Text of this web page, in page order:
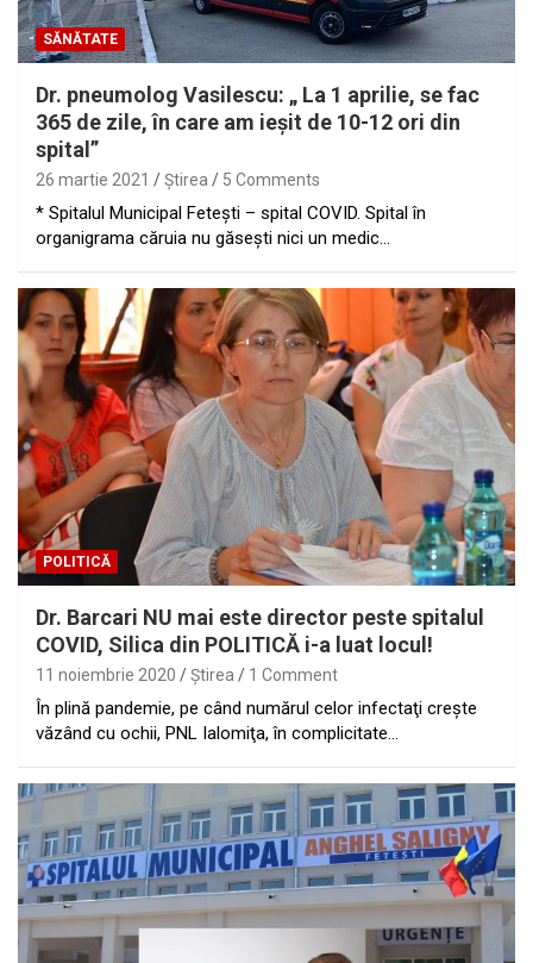
SĂNĂTATE
Dr. pneumolog Vasilescu: „ La 1 aprilie, se fac
365 de zile, în care am ieşit de 10-12 ori din
spital”
26 martie 2021 Ştirea 5 Comments
* Spitalul Municipal Feteşti – spital COVID. Spital în
organigrama căruia nu găseşti nici un medic…
POLITICĂ
Dr. Barcari NU mai este director peste spitalul
COVID, Silica din POLITICĂ i-a luat locul!
11 noiembrie 2020 Ştirea 1 Comment
În plină pandemie, pe când numărul celor infectaţi creşte
văzând cu ochii, PNL Ialomiţa, în complicitate…